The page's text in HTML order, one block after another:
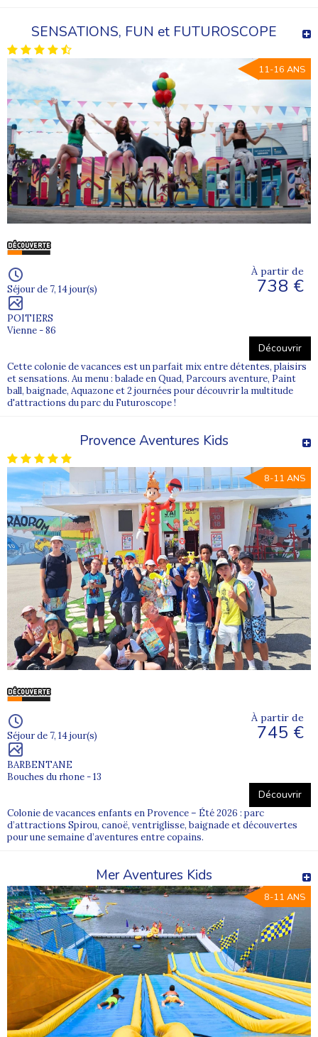
SENSATIONS, FUN et FUTUROSCOPE
11-16 ANS
Séjour de 7, 14 jour(s)
POITIERS
Vienne - 86
À partir de
738 €
Découvrir
Cette colonie de vacances est un parfait mix entre détentes, plaisirs
et sensations. Au menu : balade en Quad, Parcours aventure, Paint
ball, baignade, Aquazone et 2 journées pour découvrir la multitude
d'attractions du parc du Futuroscope !
Provence Aventures Kids
8-11 ANS
Séjour de 7, 14 jour(s)
BARBENTANE
Bouches du rhone - 13
À partir de
745 €
Découvrir
Colonie de vacances enfants en Provence – Été 2026 : parc
d’attractions Spirou, canoë, ventriglisse, baignade et découvertes
pour une semaine d’aventures entre copains.
Mer Aventures Kids
8-11 ANS